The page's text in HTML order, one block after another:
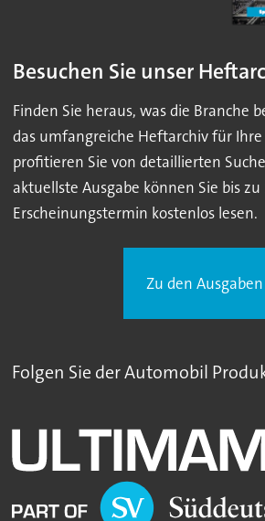
Besuchen Sie unser
Finden Sie heraus, was die Branche
das umfangreiche Heftarchiv für Ihre
profitieren Sie von detaillierten
aktuellste Ausgabe können Sie bis zu
Erscheinungstermin kostenlos lesen.
Zu den Ausgaben
Folgen Sie der Automobil